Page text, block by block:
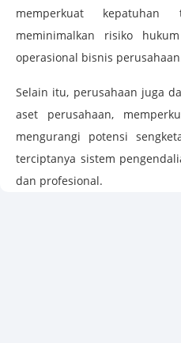
memperkuat
meminimalkan risiko
operasional bisnis
Selain itu, perusahaan juga
aset perusahaan,
mengurangi potensi
terciptanya sistem
dan profesional.